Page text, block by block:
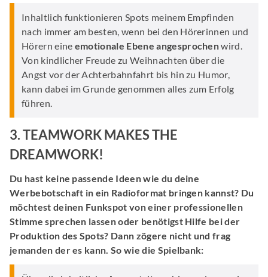
Inhaltlich funktionieren Spots meinem Empfinden
nach immer am besten, wenn bei den Hörerinnen und
Hörern eine emotionale Ebene angesprochenwird.
Von kindlicher Freude zu Weihnachten über die
Angst vor der Achterbahnfahrt bis hin zu Humor,
kann dabei im Grunde genommen alles zum Erfolg
führen.
3. TEAMWORK MAKES THE
DREAMWORK!
Du hast keine passende Ideen wie du deine
Werbebotschaft in ein Radioformat bringen kannst? Du
möchtest deinen Funkspot von einer professionellen
Stimme sprechen lassen oder benötigst Hilfe bei der
Produktion des Spots? Dann zögere nicht und frag
jemanden der es kann. So wie die Spielbank: